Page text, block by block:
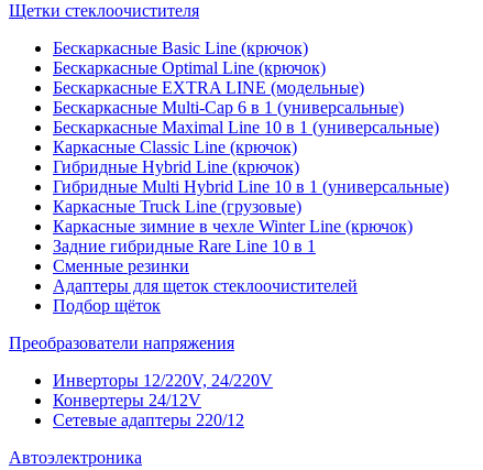
Щетки стеклоочистителя
Бескаркасные Basic Line (крючок)
Бескаркасные Optimal Line (крючок)
Бескаркасные EXTRA LINE (модельные)
Бескаркасные Multi-Cap 6 в 1 (универсальные)
Бескаркасные Maximal Line 10 в 1 (универсальные)
Каркасные Classic Line (крючок)
Гибридные Hybrid Line (крючок)
Гибридные Multi Hybrid Line 10 в 1 (универсальные)
Каркасные Truck Line (грузовые)
Каркасные зимние в чехле Winter Line (крючок)
Задние гибридные Rare Line 10 в 1
Сменные резинки
Адаптеры для щеток стеклоочистителей
Подбор щёток
Преобразователи напряжения
Инверторы 12/220V, 24/220V
Конвертеры 24/12V
Сетевые адаптеры 220/12
Автоэлектроника